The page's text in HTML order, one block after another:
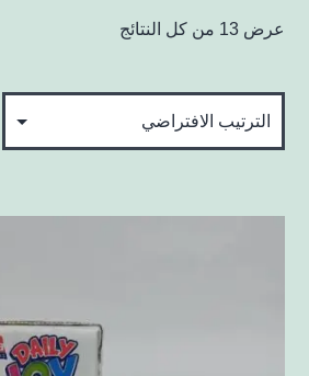
عرض ⁦13⁩ من كل النتائج